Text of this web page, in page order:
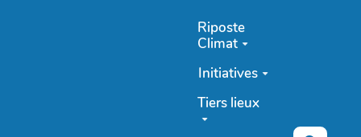
Riposte
Climat
Initiatives
Tiers lieux